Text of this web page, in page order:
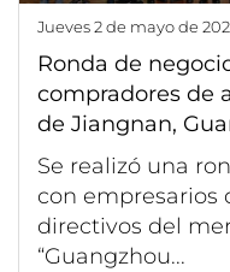
jueves 2 de mayo de
Ronda de
compradores de
de Jiangnan,
Se realizó una
con empresarios
directivos del
“Guangzhou...